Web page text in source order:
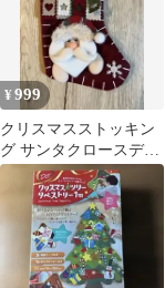
¥999
クリスマスストッキン
グ サンタクロースデザ
イン 壁掛け飾り